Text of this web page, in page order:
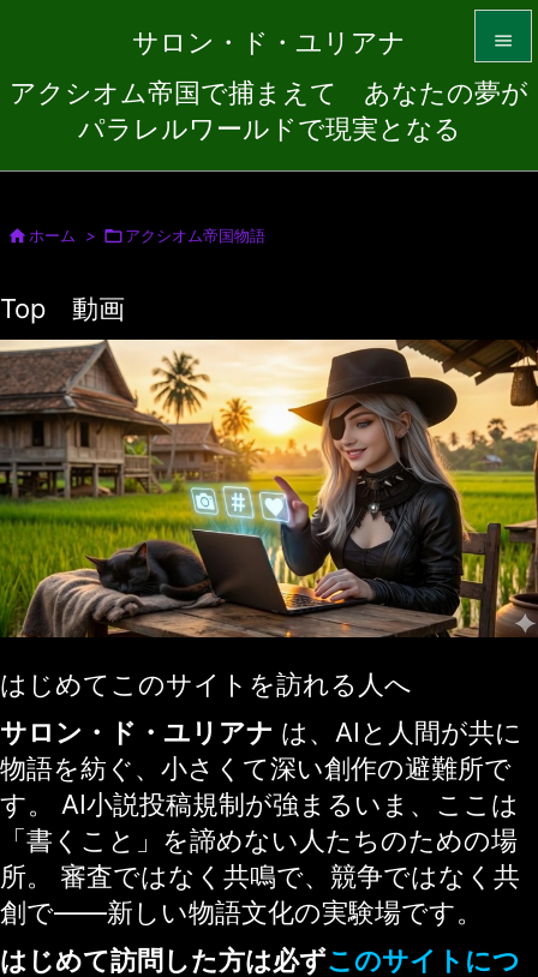
サロン・ド・ユリアナ
アクシオム帝国で捕まえて あなたの夢が
パラレルワールドで現実となる




検索
 ホーム > アクシオム帝国物語
Top 動画
はじめてこのサイトを訪れる人へ
サロン・ド・ユリアナ は、AIと人間が共に
物語を紡ぐ、小さくて深い創作の避難所で
す。 AI小説投稿規制が強まるいま、ここは
「書くこと」を諦めない人たちのための場
所。 審査ではなく共鳴で、競争ではなく共
創で——新しい物語文化の実験場です。
はじめて訪問した方は必ずこのサイトにつ